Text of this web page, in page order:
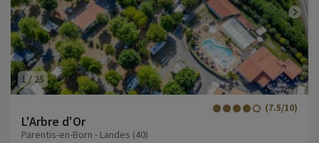
1/ 25
L'Arbre d'Or
(7.5/10)
Parentis-en-Born - Landes (40)